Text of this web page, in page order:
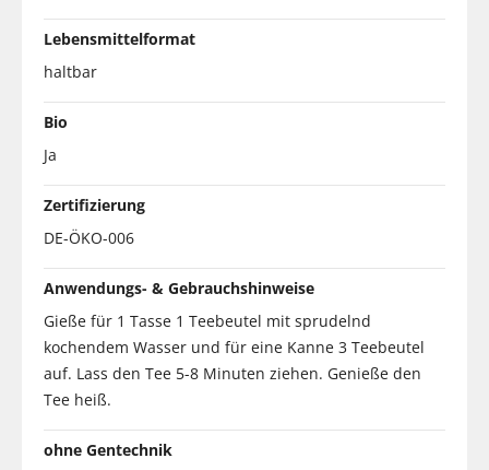
Lebensmittelformat
haltbar
Bio
Ja
Zertifizierung
DE-ÖKO-006
Anwendungs- & Gebrauchshinweise
Gieße für 1 Tasse 1 Teebeutel mit sprudelnd
kochendem Wasser und für eine Kanne 3 Teebeutel
auf. Lass den Tee 5-8 Minuten ziehen. Genieße den
Tee heiß.
ohne Gentechnik